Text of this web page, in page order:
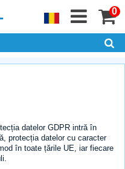
0
datelor GDPR intră în
protecția datelor cu caracter
în toate țările UE, iar fiecare